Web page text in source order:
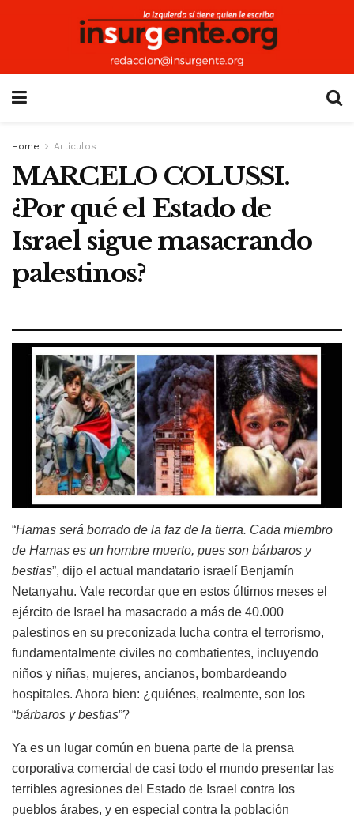
Home Artículos
MARCELO COLUSSI.
¿Por qué el Estado de
Israel sigue masacrando
palestinos?
“Hamas será borrado de la faz de la tierra. Cada miembro
de Hamas es un hombre muerto, pues son bárbaros y
bestias”, dijo el actual mandatario israelí Benjamín
Netanyahu. Vale recordar que en estos últimos meses el
ejército de Israel ha masacrado a más de 40.000
palestinos en su preconizada lucha contra el terrorismo,
fundamentalmente civiles no combatientes, incluyendo
niños y niñas, mujeres, ancianos, bombardeando
hospitales. Ahora bien: ¿quiénes, realmente, son los
“bárbaros y bestias”?
Ya es un lugar común en buena parte de la prensa
corporativa comercial de casi todo el mundo presentar las
terribles agresiones del Estado de Israel contra los
pueblos árabes, y en especial contra la población